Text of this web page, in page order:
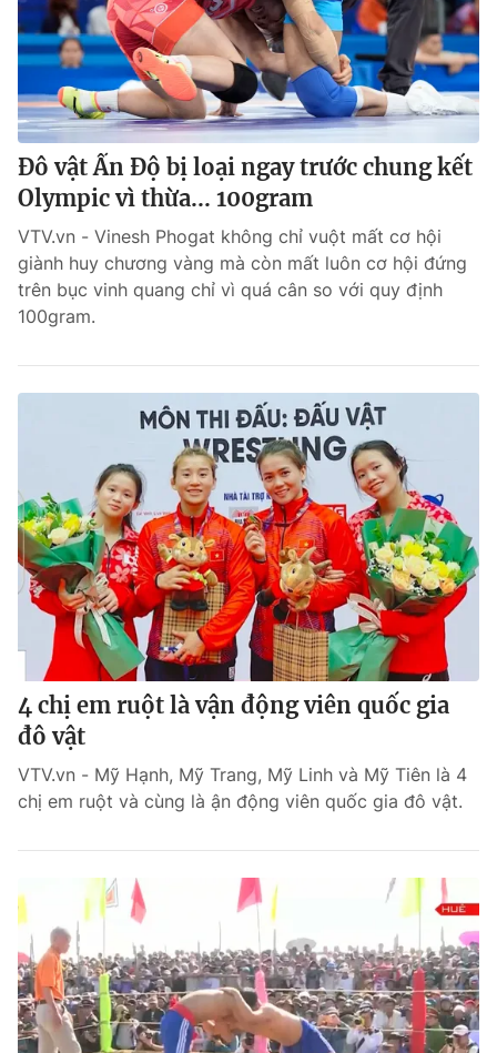
Đô vật Ấn Độ bị loại ngay trước chung kết
Olympic vì thừa... 100gram
VTV.vn - Vinesh Phogat không chỉ vuột mất cơ hội
giành huy chương vàng mà còn mất luôn cơ hội đứng
trên bục vinh quang chỉ vì quá cân so với quy định
100gram.
4 chị em ruột là vận động viên quốc gia
đô vật
VTV.vn - Mỹ Hạnh, Mỹ Trang, Mỹ Linh và Mỹ Tiên là 4
chị em ruột và cùng là ận động viên quốc gia đô vật.